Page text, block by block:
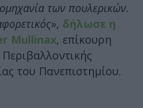
των πουλερικών.
», δήλωσε η
Mullinax, επίκουρη
του Πανεπιστημίου.